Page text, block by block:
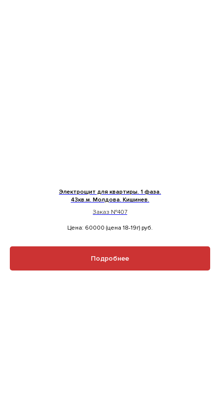
Электрощит для квартиры. 1 фаза.
43кв.м. Молдова. Кишинев.
Заказ №407
Цена: 60000 (цена 18-19г) руб.
Подробнее